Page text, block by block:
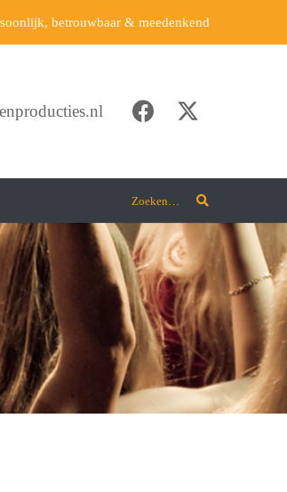
betrouwbaar & meedenkend
Zoeken…